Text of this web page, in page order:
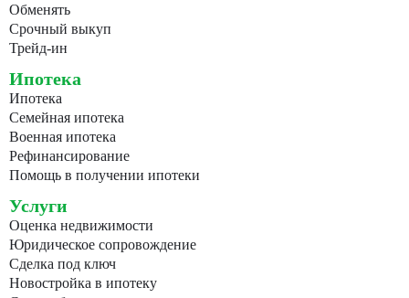
Обменять
Срочный выкуп
Трейд-ин
Ипотека
Ипотека
Семейная ипотека
Военная ипотека
Рефинансирование
Помощь в получении ипотеки
Услуги
Оценка недвижимости
Юридическое сопровождение
Сделка под ключ
Новостройка в ипотеку